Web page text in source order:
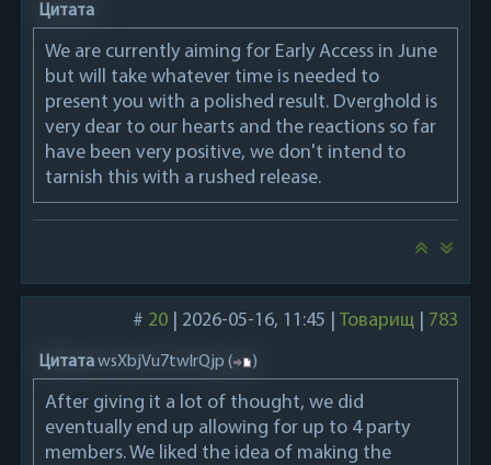
the demo level to make it feel fresh even if you
played it before and finished their basic layout.
Expect plenty of new labyrinthine corridors,
new environment designs, epic battles in large
rooms with lots of enemies and mysteries to
uncover!
Added 2 new quests in addition to the one
that's in the demo along with a lot of new
dialogue. Some dialogue contains choices that
certain characters, leading to different
outcomes later in the game.
Adding a bunch of new enemy types
Polishing visuals and UI
And of course, fixing bugs
Цитата
We are currently aiming for Early Access in June
but will take whatever time is needed to
present you with a polished result. Dverghold is
very dear to our hearts and the reactions so far
have been very positive, we don't intend to
tarnish this with a rushed release.
# 20| 2026-05-16, 11:45 Товарищ| 783
ЦитатаwsXbjVu7twlrQjp ( )
After giving it a lot of thought, we did
eventually end up allowing for up to 4 party
members. We liked the idea of making the